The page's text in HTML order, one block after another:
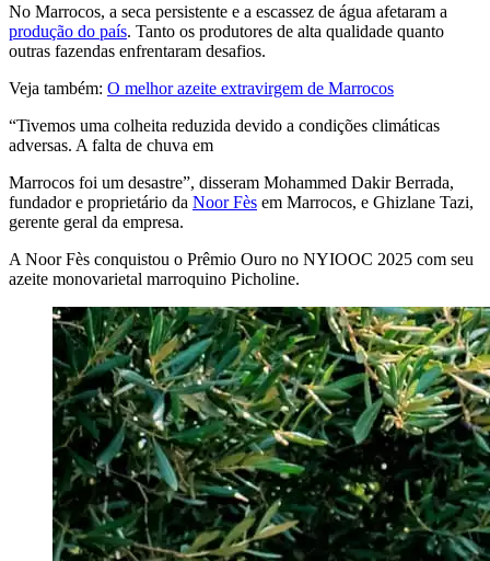
No Marrocos, a seca persistente e a escassez de água afetaram a
produção do país. Tanto os produtores de alta qualidade quanto
outras fazendas enfrentaram desafios.
Veja também: O melhor azeite extravirgem de Marrocos
“Tivemos uma colheita reduzida devido a condições climáticas
adversas. A falta de chuva em
Marrocos foi um desastre”, disseram Mohammed Dakir Berrada,
fundador e proprietário da Noor Fès em Marrocos, e Ghizlane Tazi,
gerente geral da empresa.
A Noor Fès conquistou o Prêmio Ouro no NYIOOC 2025 com seu
azeite monovarietal marroquino Picholine.